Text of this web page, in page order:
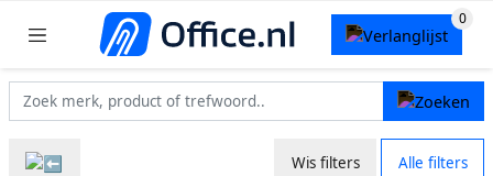
Wis filters Alle filters